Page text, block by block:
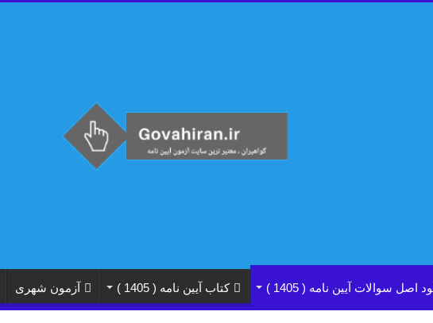
اصل سوالات آیین نامه ( 1405 ) کتاب آیین نامه ( 1405 ) آزمون شهری